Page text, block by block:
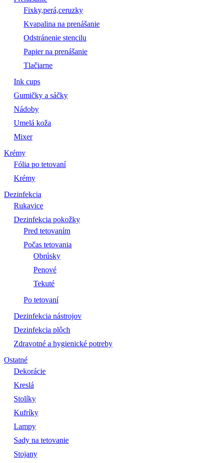
Fixky,perá,ceruzky
Kvapalina na prenášanie
Odstránenie stencilu
Papier na prenášanie
Tlačiarne
Ink cups
Gumičky a sáčky
Nádoby
Umelá koža
Mixer
Krémy
Fólia po tetovaní
Krémy
Dezinfekcia
Rukavice
Dezinfekcia pokožky
Pred tetovaním
Počas tetovania
Obrúsky
Penové
Tekuté
Po tetovaní
Dezinfekcia nástrojov
Dezinfekcia plôch
Zdravotné a hygienické potreby
Ostatné
Dekorácie
Kreslá
Stolíky
Kufríky
Lampy
Sady na tetovanie
Stojany